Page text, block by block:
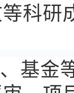
科研
基金